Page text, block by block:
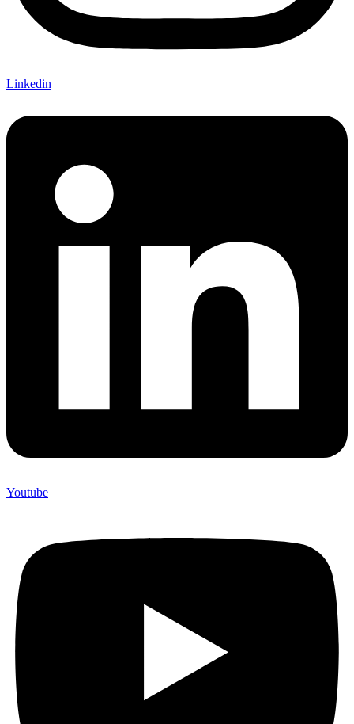
Linkedin
Youtube